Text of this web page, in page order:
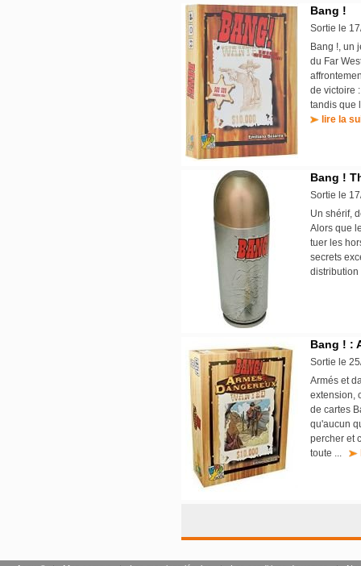
Bang !
Sortie le
Bang !, un
du Far
de victoire
tandis que
lire la
Bang !
Sortie le
Un shérif,
Alors que
tuer les
secrets
Bang ! :
Sortie le
Armés et
extension,
de cartes
qu'aucun
percher et
toute ...